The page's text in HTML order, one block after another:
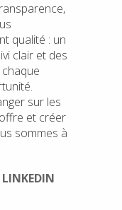
qualité : un
clair et des
sur les
et créer
sommes à